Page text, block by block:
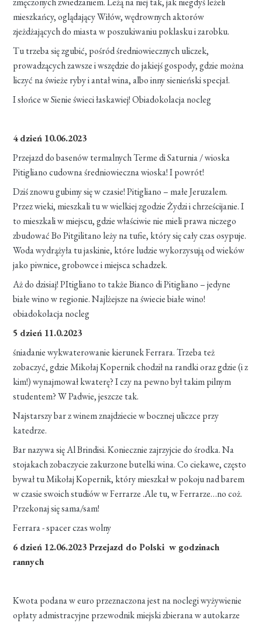
mieszkańcy, oglądający Wiłów, wędrownych aktorów
zjeżdżających do miasta w poszukiwaniu poklasku i zarobku.
Tu trzeba się zgubić, pośród średniowiecznych uliczek,
prowadzących zawsze i wszędzie do jakiejś gospody, gdzie można
liczyć na świeże ryby i antał wina, albo inny sienieński specjał.
I słońce w Sienie świeci łaskawiej! Obiadokolacja nocleg
4 dzień 10.06.2023
Przejazd do basenów termalnych Terme di Saturnia / wioska
Pitigliano cudowna średniowieczna wioska! I powrót!
Dziś znowu gubimy się w czasie! Pitigliano – małe Jeruzalem.
Przez wieki, mieszkali tu w wielkiej zgodzie Żydzi i chrześcijanie. I
to mieszkali w miejscu, gdzie właściwie nie mieli prawa niczego
zbudować Bo Pitgilitano leży na tufie, który się cały czas osypuje.
Woda wydrążyła tu jaskinie, które ludzie wykorzysują od wieków
jako piwnice, grobowce i miejsca schadzek.
Aż do dzisiaj! PItigliano to także Bianco di Pitigliano – jedyne
białe wino w regionie. Najlżejsze na świecie białe wino!
obiadokolacja nocleg
5 dzień 11.0.2023
śniadanie wykwaterowanie kierunek Ferrara. Trzeba też
zobaczyć, gdzie Mikołaj Kopernik chodził na randki oraz gdzie (i z
kim!) wynajmował kwaterę? I czy na pewno był takim pilnym
studentem? W Padwie, jeszcze tak.
Najstarszy bar z winem znajdziecie w bocznej uliczce przy
katedrze.
Bar nazywa się Al Brindisi. Koniecznie zajrzyjcie do środka. Na
stojakach zobaczycie zakurzone butelki wina. Co ciekawe, często
bywał tu Mikołaj Kopernik, który mieszkał w pokoju nad barem
w czasie swoich studiów w Ferrarze .Ale tu, w Ferrarze…no coż.
Przekonaj się sama/sam!
Ferrara - spacer czas wolny
6 dzień 12.06.2023 Przejazd do Polski w godzinach
rannych
Kwota podana w euro przeznaczona jest na noclegi wyżywienie
opłaty admistracyjne przewodnik miejski zbierana w autokarze